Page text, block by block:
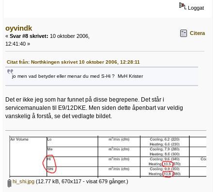
Loggat
oyvindk
« Svar #8 skrivet: 10 oktober 2006,
12:41:40 »
Citera
Citat från: Northkingen skrivet 10 oktober 2006, 12:28:11
jo men vad betyder eller menar du med S-Hi ? MvH Krister
Det er ikke jeg som har funnet på disse begrepene. Det står i
servicemanualen til E9/12DKE. Men siden dette åpenbart var veldig
vanskelig å forstå, se det vedlagte bildet.
hi_shi.jpg (12.77 kB, 670x117 - visat 679 gånger.)